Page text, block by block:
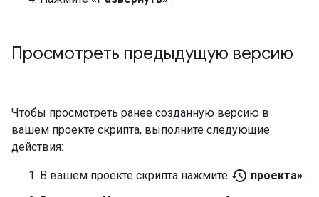
Просмотреть предыдущую версию
Чтобы просмотреть ранее созданную версию в
вашем проекте скрипта, выполните следующие
действия:
В вашем проекте скрипта нажмите history проекта» .